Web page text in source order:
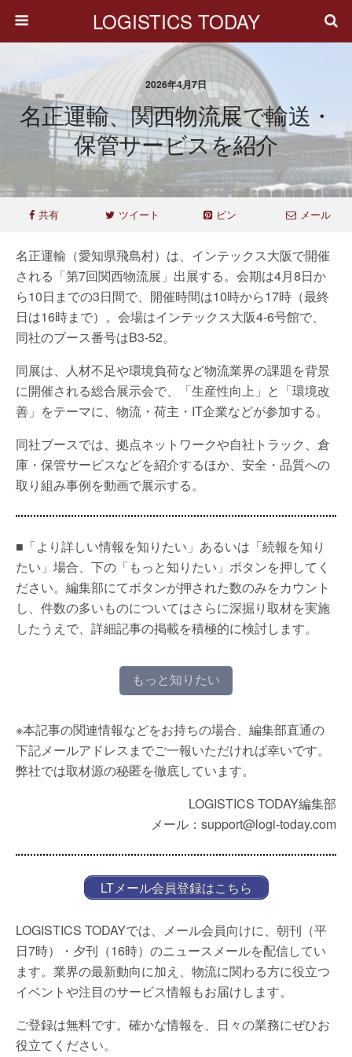
LOGISTICS TODAY
2026年4月7日
名正運輸、関西物流展で輸送・
保管サービスを紹介
共有 ツイート ピン メール
名正運輸（愛知県飛島村）は、インテックス大阪で開催
される「第7回関西物流展」出展する。会期は4月8日か
ら10日までの3日間で、開催時間は10時から17時（最終
日は16時まで）。会場はインテックス大阪4-6号館で、
同社のブース番号はB3-52。
同展は、人材不足や環境負荷など物流業界の課題を背景
に開催される総合展示会で、「生産性向上」と「環境改
善」をテーマに、物流・荷主・IT企業などが参加する。
同社ブースでは、拠点ネットワークや自社トラック、倉
庫・保管サービスなどを紹介するほか、安全・品質への
取り組み事例を動画で展示する。
■「より詳しい情報を知りたい」あるいは「続報を知り
たい」場合、下の「もっと知りたい」ボタンを押してく
ださい。編集部にてボタンが押された数のみをカウント
し、件数の多いものについてはさらに深掘り取材を実施
したうえで、詳細記事の掲載を積極的に検討します。
もっと知りたい
※本記事の関連情報などをお持ちの場合、編集部直通の
下記メールアドレスまでご一報いただければ幸いです。
弊社では取材源の秘匿を徹底しています。
LOGISTICS TODAY編集部
メール：support@logi-today.com
LTメール会員登録はこちら
LOGISTICS TODAYでは、メール会員向けに、朝刊（平
日7時）・夕刊（16時）のニュースメールを配信してい
ます。業界の最新動向に加え、物流に関わる方に役立つ
イベントや注目のサービス情報もお届けします。
ご登録は無料です。確かな情報を、日々の業務にぜひお
役立てください。